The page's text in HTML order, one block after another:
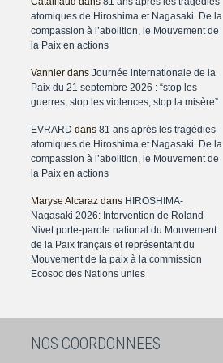
atomiques de Hiroshima et Nagasaki. De la
compassion à l’abolition, le Mouvement de
la Paix en actions
Vannier dansJournée internationale de la
Paix du 21 septembre 2026 : “stop les
guerres, stop les violences, stop la misère”
EVRARD dans81 ans après les tragédies
atomiques de Hiroshima et Nagasaki. De la
compassion à l’abolition, le Mouvement de
la Paix en actions
Maryse Alcaraz dans HIROSHIMA-
Nagasaki 2026: Intervention de Roland
Nivet porte-parole national du Mouvement
de la Paix français et représentant du
Mouvement de la paix à la commission
Ecosoc des Nations unies
NOS COORDONNEES